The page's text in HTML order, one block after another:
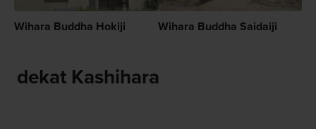
Wihara Buddha Hokiji Wihara Buddha Saidaiji
dekat Kashihara